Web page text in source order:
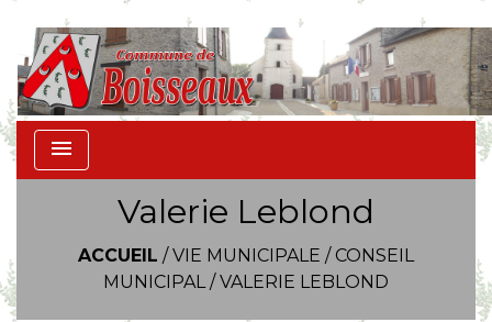
menu
Valerie Leblond
ACCUEIL /VIE MUNICIPALE / CONSEIL
MUNICIPAL/VALERIE LEBLOND